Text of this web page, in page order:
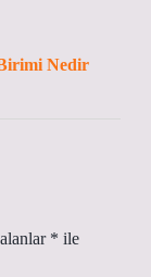
Nedir
* ile